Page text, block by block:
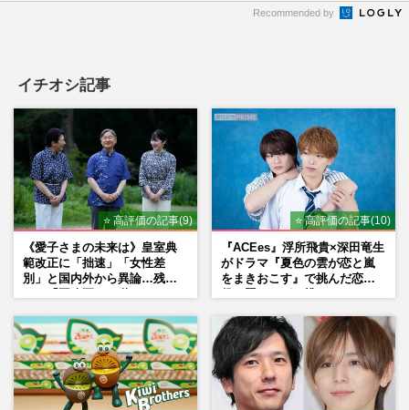
Recommended by
イチオシ記事
⭐ 高評価の記事(9)
《愛子さまの未来は》皇室典
範改正に「拙速」「女性差
別」と国内外から異論…残さ
⭐ 高評価の記事(10)
『ACEes』浮所飛貴×深田竜生
がドラマ『夏色の雲が恋と嵐
をまきおこす』で挑んだ恋人